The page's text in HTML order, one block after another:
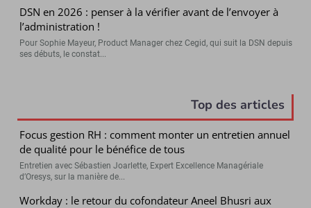
DSN en 2026 : penser à la vérifier avant de l’envoyer à
l’administration !
Pour Sophie Mayeur, Product Manager chez Cegid, qui suit la DSN depuis
ses débuts, le constat...
Top des articles
Focus gestion RH : comment monter un entretien annuel
de qualité pour le bénéfice de tous
Entretien avec Sébastien Joarlette, Expert Excellence Managériale
d’Oresys, sur la manière de...
Workday : le retour du cofondateur Aneel Bhusri aux